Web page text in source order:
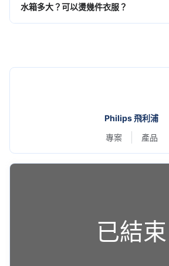
水箱多大？可以燙幾件衣服？
Philips 飛利浦
專案
產品
已結束